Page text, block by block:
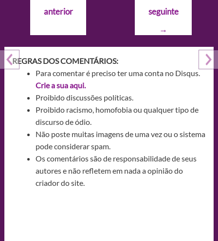
Postanterior
seguinte
→
REGRAS DOS COMENTÁRIOS:
Para comentar é preciso ter uma conta no Disqus.
Crie a sua aqui.
Proibido discussões políticas.
Proibido racismo, homofobia ou qualquer tipo de
discurso de ódio.
Não poste muitas imagens de uma vez ou o sistema
pode considerar spam.
Os comentários são de responsabilidade de seus
autores e não refletem em nada a opinião do
criador do site.